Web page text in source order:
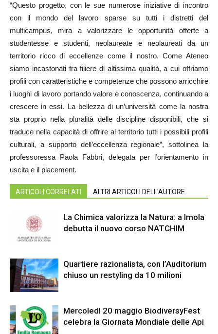
“Questo progetto, con le sue numerose iniziative di incontro
con il mondo del lavoro sparse su tutti i distretti del
multicampus, mira a valorizzare le opportunità offerte a
studentesse e studenti, neolaureate e neolaureati da un
territorio ricco di eccellenze come il nostro. Come Ateneo
siamo incastonati fra filiere di altissima qualità, a cui offriamo
profili con caratteristiche e competenze che possono arricchire
i luoghi di lavoro portando valore e conoscenza, continuando a
crescere in essi. La bellezza di un’università come la nostra
sta proprio nella pluralità delle discipline disponibili, che si
traduce nella capacità di offrire al territorio tutti i possibili profili
culturali, a supporto dell’eccellenza regionale”, sottolinea la
professoressa Paola Fabbri, delegata per l’orientamento in
uscita e il placement.
ARTICOLI CORRELATI ALTRI ARTICOLI DELL'AUTORE
La Chimica valorizza la Natura: a Imola
debutta il nuovo corso NATCHIM
Quartiere razionalista, con l’Auditorium
chiuso un restyling da 10 milioni
Mercoledì 20 maggio BiodiversyFest
celebra la Giornata Mondiale delle Api